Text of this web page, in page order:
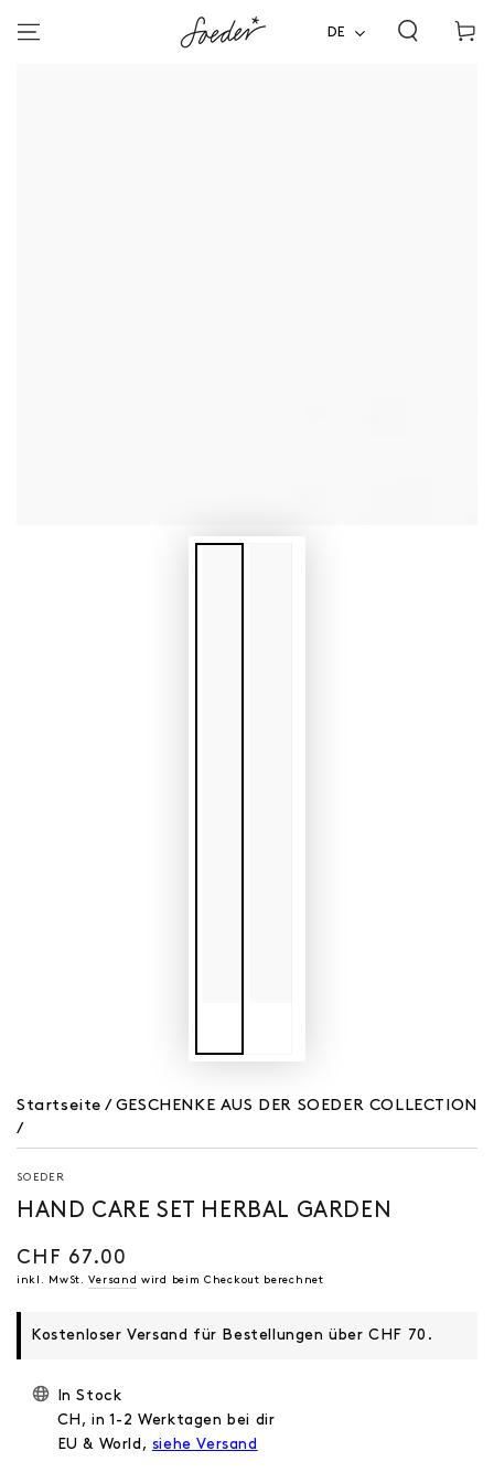
SPRINGEN
DE
Startseite / GESCHENKE AUS DER SOEDER COLLECTION
/
SOEDER
HAND CARE SET HERBAL GARDEN
Regulärer
Preis
CHF 67.00
inkl. MwSt.Versand wird beim Checkout berechnet
Kostenloser Versand für Bestellungen über CHF 70.
In Stock
CH, in 1-2 Werktagen bei dir
EU & World, siehe Versand